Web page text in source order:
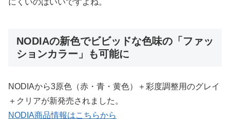
にくいのはいいですよね。
NODIAの新色でビビッドな色味の「ファッ
ションカラー」も可能に
NODIAから3原色（赤・青・黄色）＋彩度調整用のグレイ
＋クリアが新発売されました。
NODIA商品情報はこちらから